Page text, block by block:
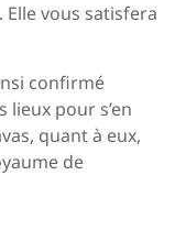
vous satisfera
confirmé
lieux pour s’en
quant à eux,
de